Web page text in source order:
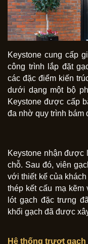
Keystone cung cấp
công trình lắp đặt
các đặc điểm kiến
dưới dạng một bộ
Keystone được cấp
đa nhờ quy trình bám
Keystone nhận được
chỗ. Sau đó, viên
với thiết kế của
thép kết cấu mạ kẽm
lót gạch đặc trưng
khối gạch đã được
Hệ thống trượt